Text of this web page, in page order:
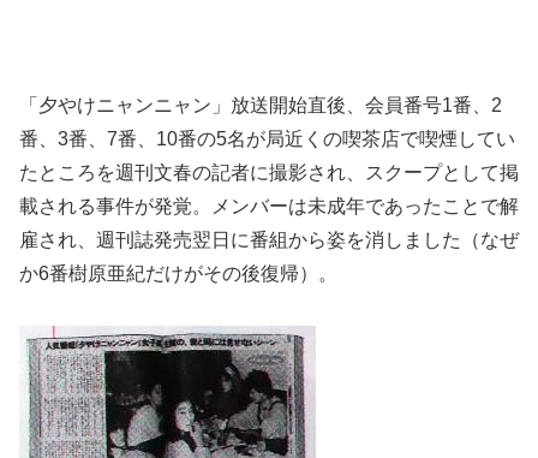
「夕やけニャンニャン」放送開始直後、会員番号1番、2
番、3番、7番、10番の5名が局近くの喫茶店で喫煙してい
たところを週刊文春の記者に撮影され、スクープとして掲
載される事件が発覚。メンバーは未成年であったことで解
雇され、週刊誌発売翌日に番組から姿を消しました（なぜ
か6番樹原亜紀だけがその後復帰）。